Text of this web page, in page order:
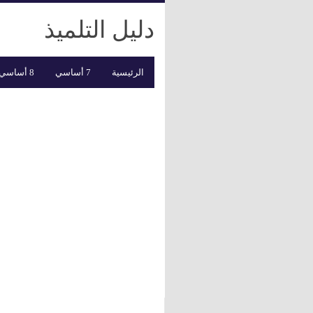
دليل التلميذ
الرئيسية 7 أساسي 8 أساسي